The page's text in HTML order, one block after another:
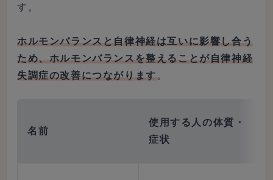
す。
ホルモンバランスと自律神経は互いに影響し合う
ため、ホルモンバランスを整えることが自律神経
失調症の改善につながります。
名前
使用する人の体質・
症状